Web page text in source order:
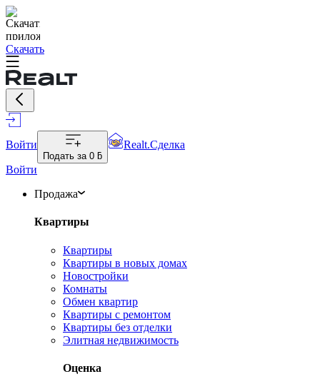
Скачать
Войти
Подать за 0 ƃ
Realt.Сделка
Войти
Продажа
Квартиры
Квартиры
Квартиры в новых домах
Новостройки
Комнаты
Обмен квартир
Квартиры с ремонтом
Квартиры без отделки
Элитная недвижимость
Оценка